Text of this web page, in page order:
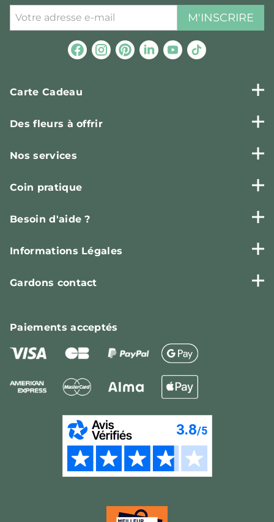
M'INSCRIRE
Carte Cadeau
Des fleurs à offrir
Nos services
Coin pratique
Besoin d'aide ?
Informations Légales
Gardons contact
Paiementsacceptés